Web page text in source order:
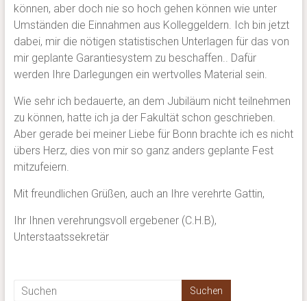
können, aber doch nie so hoch gehen können wie unter
Umständen die Einnahmen aus Kolleggeldern. Ich bin jetzt
dabei, mir die nötigen statistischen Unterlagen für das von
mir geplante Garantiesystem zu beschaffen.. Dafür
werden Ihre Darlegungen ein wertvolles Material sein.
Wie sehr ich bedauerte, an dem Jubiläum nicht teilnehmen
zu können, hatte ich ja der Fakultät schon geschrieben.
Aber gerade bei meiner Liebe für Bonn brachte ich es nicht
übers Herz, dies von mir so ganz anders geplante Fest
mitzufeiern.
Mit freundlichen Grüßen, auch an Ihre verehrte Gattin,
Ihr Ihnen verehrungsvoll ergebener (C.H.B),
Unterstaatssekretär